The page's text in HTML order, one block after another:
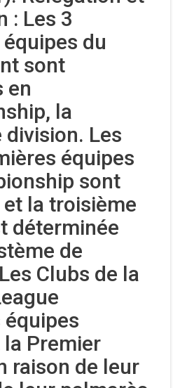
: Les 3
du
sont
en
la
division. Les
équipes
sont
la troisième
déterminée
de
Clubs de la
Premier
raison de leur